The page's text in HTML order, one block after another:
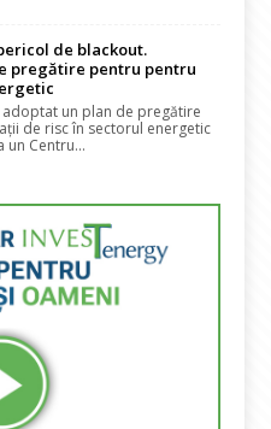
de blackout.
pregătire pentru pentru
adoptat un plan de pregătire
de risc în sectorul energetic
un Centru...